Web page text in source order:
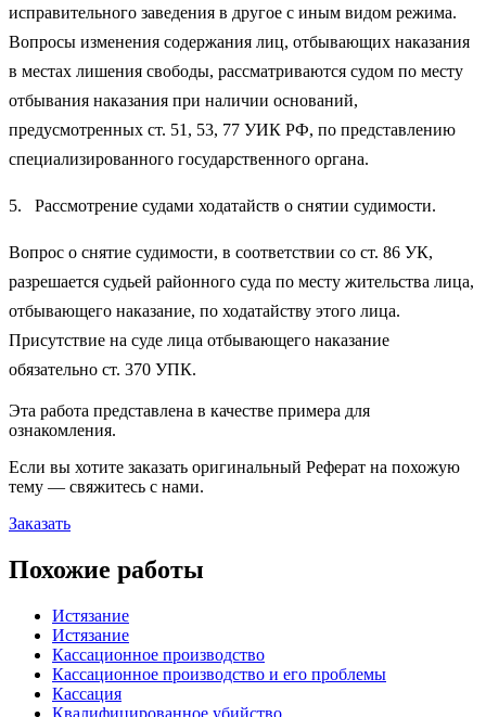
исправительного заведения в другое с иным видом режима.
Вопросы изменения содержания лиц, отбывающих наказания
в местах лишения свободы, рассматриваются судом по месту
отбывания наказания при наличии оснований,
предусмотренных ст. 51, 53, 77 УИК РФ, по представлению
специализированного государственного органа.
5. Рассмотрение судами ходатайств о снятии судимости.
Вопрос о снятие судимости, в соответствии со ст. 86 УК,
разрешается судьей районного суда по месту жительства лица,
отбывающего наказание, по ходатайству этого лица.
Присутствие на суде лица отбывающего наказание
обязательно ст. 370 УПК.
Эта работа представлена в качестве примера для
ознакомления.
Если вы хотите заказать оригинальный Реферат на похожую
тему — свяжитесь с нами.
Заказать
Похожие работы
Истязание
Истязание
Кассационное производство
Кассационное производство и его проблемы
Кассация
Квалифицированное убийство